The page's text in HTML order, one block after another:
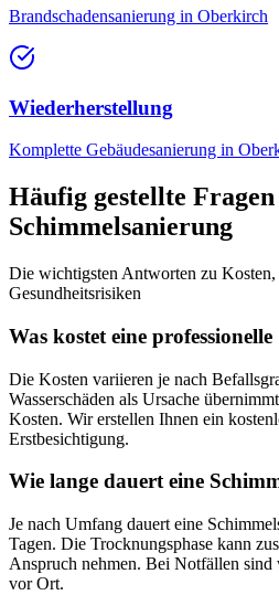
Brandschadensanierung in Oberkirch
Wiederherstellung
Komplette Gebäudesanierung in
Häufig gestellte
Schimmelsanierung
Die wichtigsten Antworten zu
Gesundheitsrisiken
Was kostet eine
Die Kosten variieren je nach
Wasserschäden als Ursache
Kosten. Wir erstellen Ihnen ein
Erstbesichtigung.
Wie lange dauert eine
Je nach Umfang dauert eine
Tagen. Die Trocknungsphase kann
Anspruch nehmen. Bei Notfällen
vor Ort.